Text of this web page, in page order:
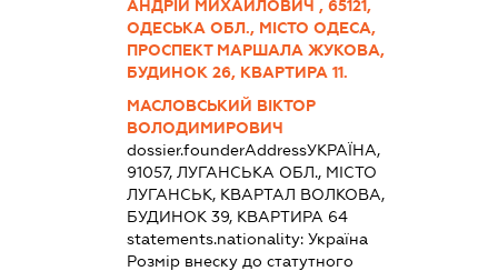
АНДРІЙ МИХАЙЛОВИЧ , 65121,
ОДЕСЬКА ОБЛ., МІСТО ОДЕСА,
ПРОСПЕКТ МАРШАЛА ЖУКОВА,
БУДИНОК 26, КВАРТИРА 11.
МАСЛОВСЬКИЙ ВІКТОР
ВОЛОДИМИРОВИЧ
dossier.founderAddressУКРАЇНА,
91057, ЛУГАНСЬКА ОБЛ., МІСТО
ЛУГАНСЬК, КВАРТАЛ ВОЛКОВА,
БУДИНОК 39, КВАРТИРА 64
statements.nationality: Україна
Розмір внеску до статутного